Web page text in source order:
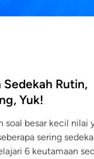
Rutin,
Yuk!
soal besar kecil nilai
sering
6 keutamaan